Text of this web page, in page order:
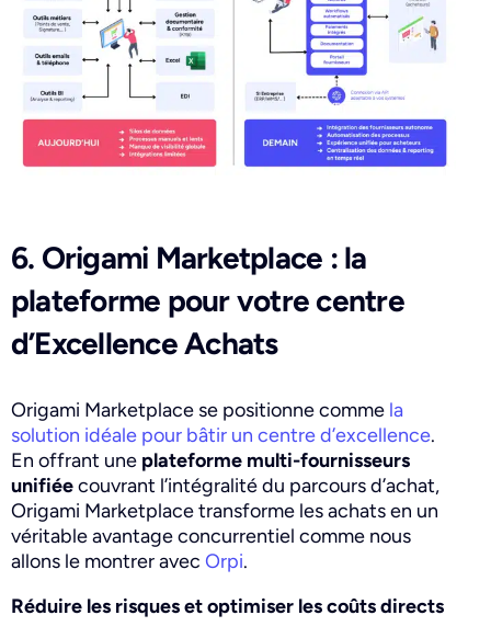
6. Origami Marketplace : la
plateforme pour votre centre
d’Excellence Achats
Origami Marketplace se positionne comme la
solution idéale pour bâtir un centre d’excellence.
En offrant une plateforme multi-fournisseurs
unifiéecouvrant l’intégralité du parcours d’achat,
Origami Marketplace transforme les achats en un
véritable avantage concurrentiel comme nous
allons le montrer avec Orpi.
Réduire les risques et optimiser les coûts directs